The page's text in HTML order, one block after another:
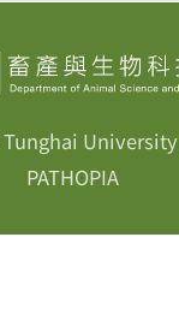
Tunghai University
PATHOPIA